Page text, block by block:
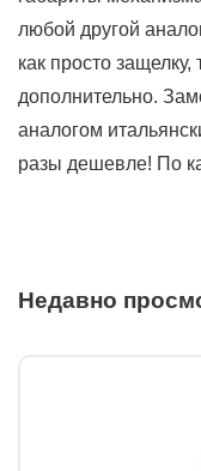
любой другой
как просто
дополнительно.
аналогом
разы дешевле! По
Недавно